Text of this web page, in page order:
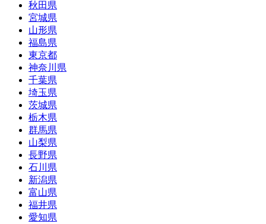
秋田県
宮城県
山形県
福島県
東京都
神奈川県
千葉県
埼玉県
茨城県
栃木県
群馬県
山梨県
長野県
石川県
新潟県
富山県
福井県
愛知県